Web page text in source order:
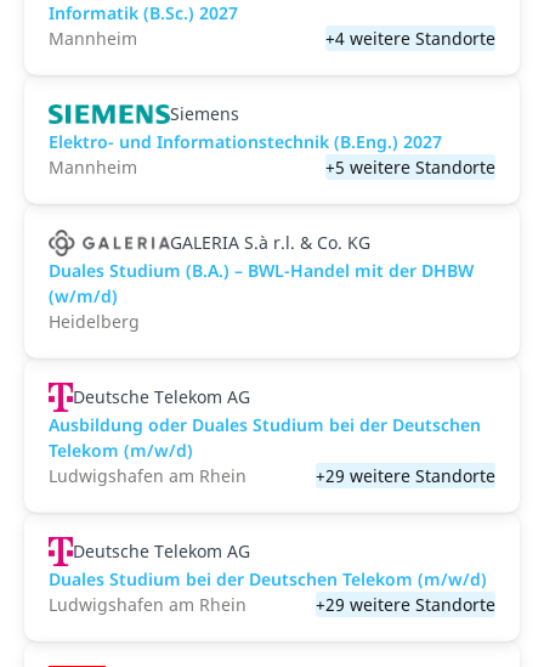
Informatik (B.Sc.) 2027
Mannheim
+4 weitere Standorte
Siemens
Elektro- und Informationstechnik (B.Eng.) 2027
Mannheim
+5 weitere Standorte
GALERIA S.à r.l. & Co. KG
Duales Studium (B.A.) – BWL-Handel mit der DHBW
(w/m/d)
Heidelberg
Deutsche Telekom AG
Ausbildung oder Duales Studium bei der Deutschen
Telekom (m/w/d)
Ludwigshafen am Rhein
+29 weitere Standorte
Deutsche Telekom AG
Duales Studium bei der Deutschen Telekom (m/w/d)
Ludwigshafen am Rhein
+29 weitere Standorte